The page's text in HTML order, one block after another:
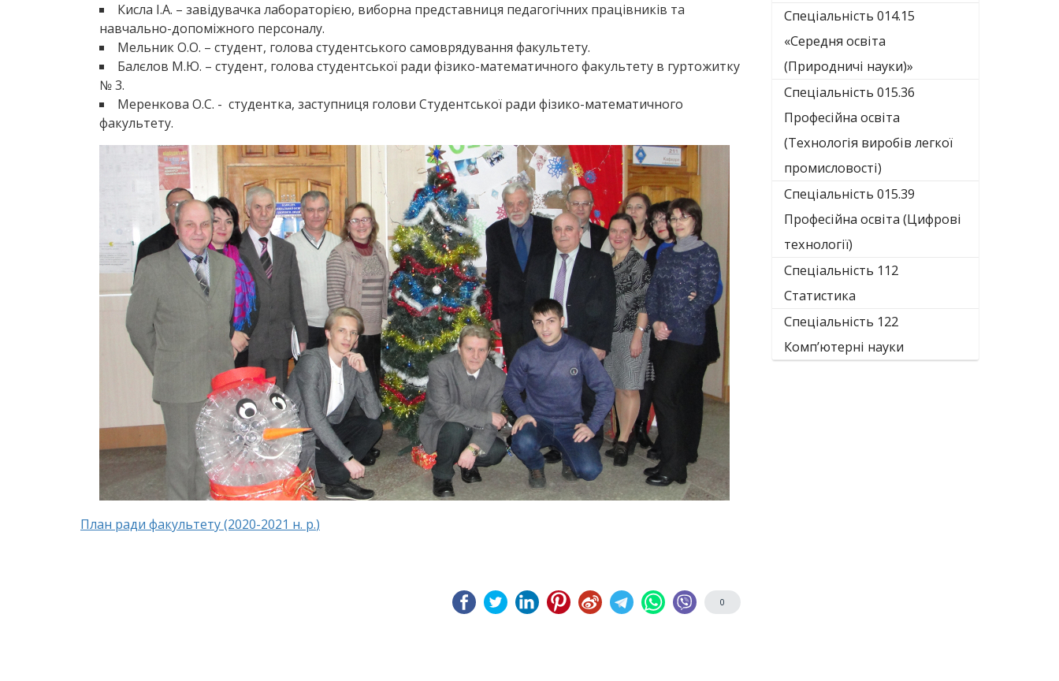
Кисла І.А. – завідувачка лабораторією, виборна представниця педагогічних працівників та
навчально-допоміжного персоналу.
Мельник О.О. – студент, голова студентського самоврядування факультету.
Балєлов М.Ю. – студент, голова студентської ради фізико-математичного факультету в гуртожитку
№ 3.
Меренкова О.С. - студентка, заступниця голови Студентської ради фізико-математичного
факультету.
План ради факультету (2020-2021 н. р.)
0
Спеціальність 014.15
«Середня освіта
(Природничі науки)»
Спеціальність 015.36
Професійна освіта
(Технологія виробів легкої
промисловості)
Спеціальність 015.39
Професійна освіта (Цифрові
технології)
Спеціальність 112
Статистика
Спеціальність 122
Комп’ютерні науки